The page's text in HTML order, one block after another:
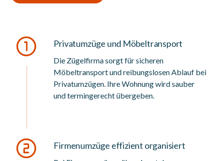
Privatumzüge und Möbeltransport
Die Zügelfirma sorgt für sicheren
Möbeltransport und reibungslosen Ablauf bei
Privatumzügen. Ihre Wohnung wird sauber
und termingerecht übergeben.
Firmenumzüge effizient organisiert